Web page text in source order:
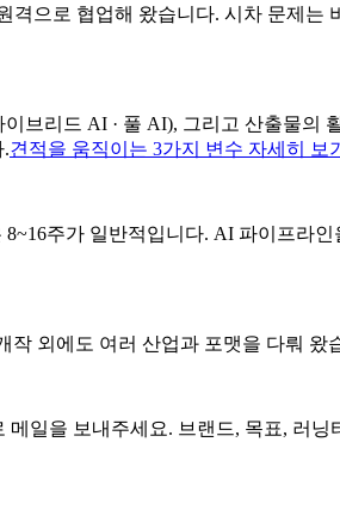
으로 협업해 왔습니다. 시차 문제는
브리드 AI · 풀 AI), 그리고 산출물의
.견적을 움직이는 3가지 변수 자세히 보기
주가 일반적입니다. AI 파이프라
외에도 여러 산업과 포맷을 다뤄
일을 보내주세요. 브랜드, 목표, 러